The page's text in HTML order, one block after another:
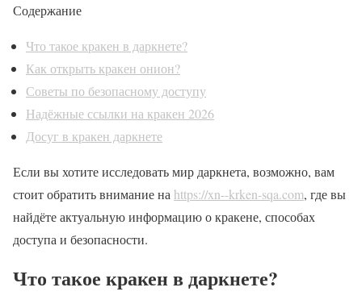
Содержание
Что такое кракен в даркнете?
Как открыть кракен онион?
Советы по безопасному доступу
Надёжные ссылки на кракен 2026
Досуг в кракен даркнете
Если вы хотите исследовать мир даркнета, возможно, вам
стоит обратить внимание на https://xn--krken-sqa.com, где вы
найдёте актуальную информацию о кракене, способах
доступа и безопасности.
Что такое кракен в даркнете?